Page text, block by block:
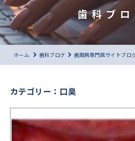
歯科ブ
ホーム 歯科ブログ 歯周病専門医サイトブロ
カテゴリー：口臭